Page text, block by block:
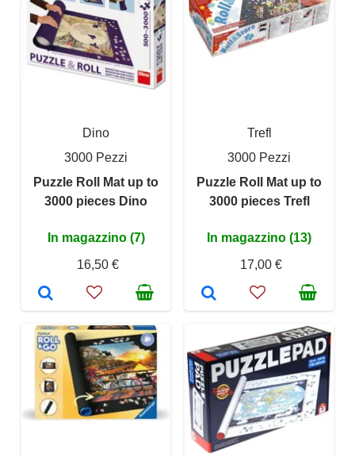
Dino
3000 Pezzi
Puzzle Roll Mat up to
3000 pieces Dino
In magazzino (7)
16,50 €
Trefl
3000 Pezzi
Puzzle Roll Mat up to
3000 pieces Trefl
In magazzino (13)
17,00 €